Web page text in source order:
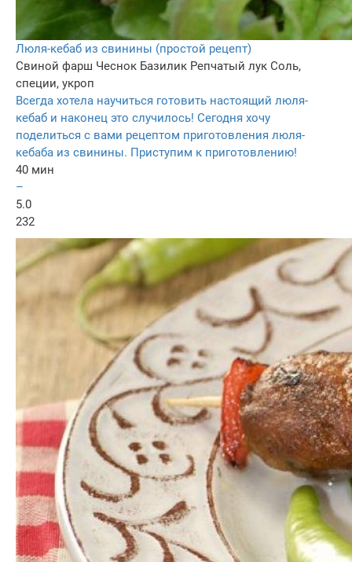
Люля-кебаб из свинины (простой рецепт)
Свиной фарш Чеснок Базилик Репчатый лук Соль,
специи, укроп
Всегда хотела научиться готовить настоящий люля-
кебаб и наконец это случилось! Сегодня хочу
поделиться с вами рецептом приготовления люля-
кебаба из свинины. Приступим к приготовлению!
40 мин
–
5.0
232